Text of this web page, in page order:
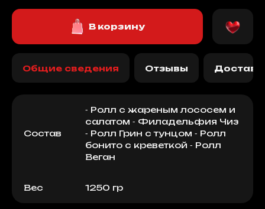
В корзину
Общие сведения Отзывы
Состав
⁃ Ролл с жареным лососем и
салатом ⁃ Филадельфия Чиз
⁃ Ролл Грин с тунцом ⁃ Ролл
бонито с креветкой ⁃ Ролл
Веган
Вес 1250 гр